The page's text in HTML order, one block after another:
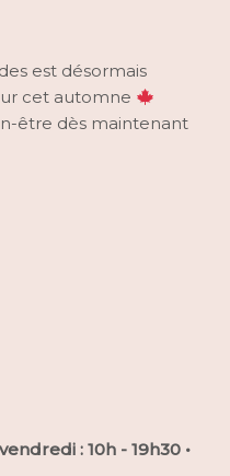
est désormais
cet automne
être dès maintenant
: 10h - 19h30 •